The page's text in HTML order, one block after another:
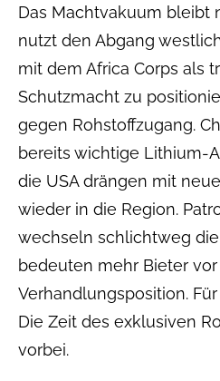
Das Machtvakuum bleibt
nutzt den Abgang
mit dem Africa Corps als
Schutzmacht zu
gegen Rohstoffzugang.
bereits wichtige Lithium-
die USA drängen mit
wieder in die Region.
wechseln schlichtweg die
bedeuten mehr Bieter
Verhandlungsposition.
Die Zeit des exklusiven
vorbei.